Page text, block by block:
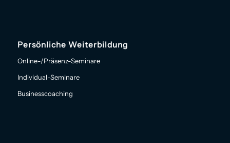
Persönliche Weiterbildung
Online-/Präsenz-Seminare
Individual-Seminare
Businesscoaching